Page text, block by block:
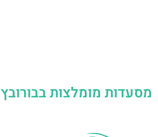
מסעדות מומלצות בבורובץ